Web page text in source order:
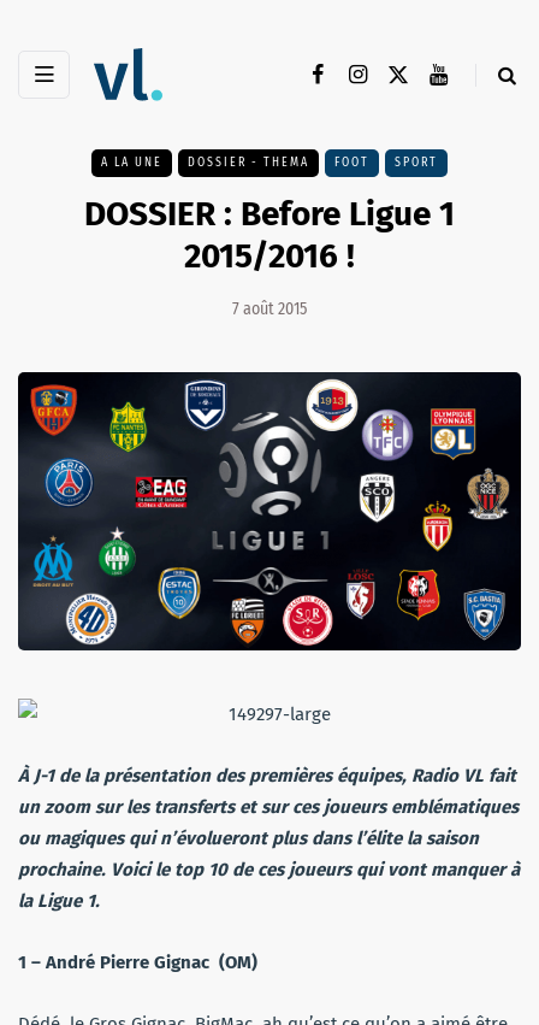
A LA UNE DOSSIER - THEMA FOOT SPORT
DOSSIER : Before Ligue 1
2015/2016 !
7 août 2015
À J-1 de la présentation des premières équipes, Radio VL fait
un zoom sur les transferts et sur ces joueurs emblématiques
ou magiques qui n’évolueront plus dans l’élite la saison
prochaine. Voici le top 10 de ces joueurs qui vont manquer à
la Ligue 1.
1 – André Pierre Gignac (OM)